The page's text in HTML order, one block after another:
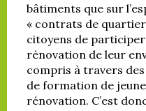
bâtiments que sur
« contrats de
citoyens de
rénovation de leur
compris à travers
de formation de
rénovation. C’est